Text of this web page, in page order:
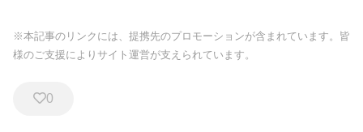
※本記事のリンクには、提携先のプロモーションが含まれています。皆
様のご支援によりサイト運営が支えられています。
0